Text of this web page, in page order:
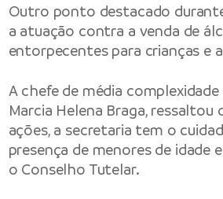
Outro ponto destacado
a atuação contra a venda de
entorpecentes para crianças e
A chefe de média complexidade
Marcia Helena Braga, ressaltou
ações, a secretaria tem o
presença de menores de idade
o Conselho Tutelar.